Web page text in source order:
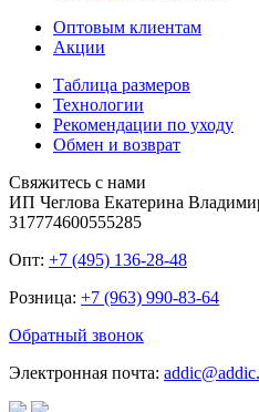
Оптовым клиентам
Акции
Таблица размеров
Технологии
Рекомендации по уходу
Обмен и возврат
Свяжитесь с нами
ИП Чеглова Екатерина
317774600555285
Опт: +7 (495) 136-28-48
Розница: +7 (963) 990-83-64
Обратный звонок
Электронная почта: